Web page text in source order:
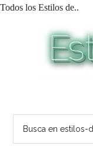
Todos los Estilos de..